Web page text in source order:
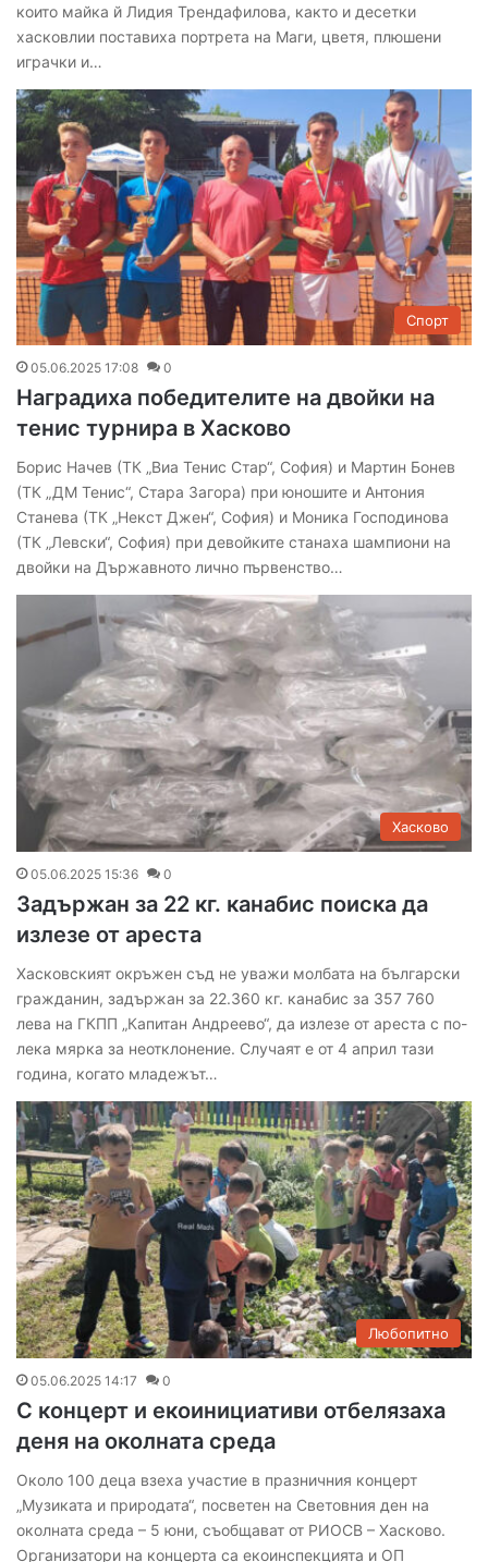
които майка й Лидия Трендафилова, както и десетки
хасковлии поставиха портрета на Маги, цветя, плюшени
играчки и…
Спорт
05.06.2025 17:08 0
Наградиха победителите на двойки на
тенис турнира в Хасково
Борис Начев (ТК „Виа Тенис Стар“, София) и Мартин Бонев
(ТК „ДМ Тенис“, Стара Загора) при юношите и Антония
Станева (ТК „Некст Джен“, София) и Моника Господинова
(ТК „Левски“, София) при девойките станаха шампиони на
двойки на Държавното лично първенство…
Хасково
05.06.2025 15:36 0
Задържан за 22 кг. канабис поиска да
излезе от ареста
Хасковският окръжен съд не уважи молбата на български
гражданин, задържан за 22.360 кг. канабис за 357 760
лева на ГКПП „Капитан Андреево“, да излезе от ареста с по-
лека мярка за неотклонение. Случаят е от 4 април тази
година, когато младежът…
Любопитно
05.06.2025 14:17 0
С концерт и екоинициативи отбелязаха
деня на околната среда
Около 100 деца взеха участие в празничния концерт
„Музиката и природата“, посветен на Световния ден на
околната среда – 5 юни, съобщават от РИОСВ – Хасково.
Организатори на концерта са екоинспекцията и ОП